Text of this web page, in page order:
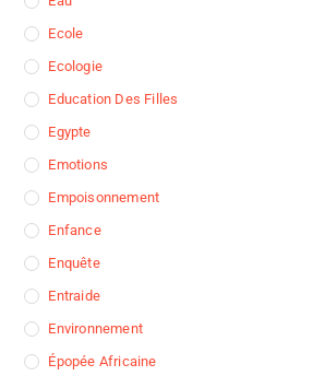
Ecole
Ecologie
Education Des Filles
Egypte
Emotions
Empoisonnement
Enfance
Enquête
Entraide
Environnement
Épopée Africaine